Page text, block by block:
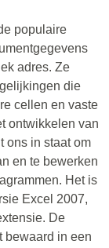
populaire
adres. Ze
die
cellen en vaste
ontwikkelen van
ons in staat om
en te bewerken
Het is
Excel 2007,
De
bewaard in een